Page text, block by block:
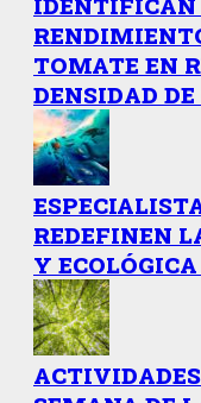
TOMATE EN
DENSIDAD
REDEFINEN
Y